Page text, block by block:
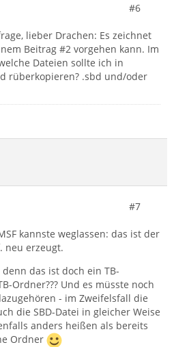
#6
lieber Drachen: Es zeichnet
Beitrag #2 vorgehen kann. Im
Dateien sollte ich in
rüberkopieren? .sbd und/oder
#7
kannste weglassen: das ist der
neu erzeugt.
das ist doch ein TB-
Ordner??? Und es müsste noch
- im Zweifelsfall die
die SBD-Datei in gleicher Weise
anders heißen als bereits
Ordner